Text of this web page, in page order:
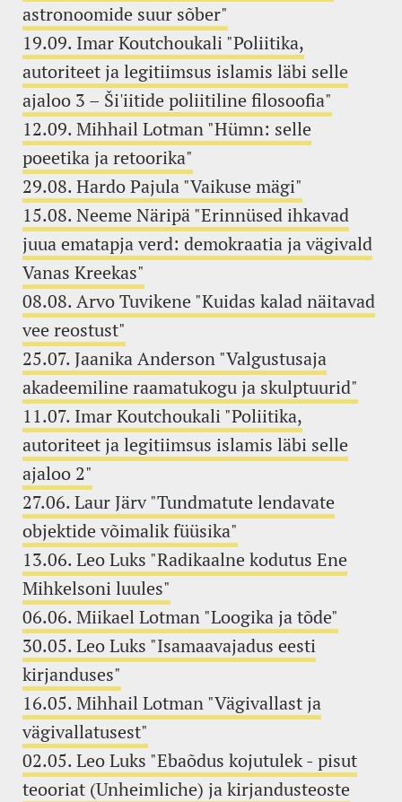
astronoomide suur sõber"
19.09. Imar Koutchoukali "Poliitika,
autoriteet ja legitiimsus islamis läbi selle
ajaloo 3 – Ši'iitide poliitiline filosoofia"
12.09. Mihhail Lotman "Hümn: selle
poeetika ja retoorika"
29.08. Hardo Pajula "Vaikuse mägi"
15.08. Neeme Näripä "Erinnüsed ihkavad
juua ematapja verd: demokraatia ja vägivald
Vanas Kreekas"
08.08. Arvo Tuvikene "Kuidas kalad näitavad
vee reostust"
25.07. Jaanika Anderson "Valgustusaja
akadeemiline raamatukogu ja skulptuurid"
11.07. Imar Koutchoukali "Poliitika,
autoriteet ja legitiimsus islamis läbi selle
ajaloo 2"
27.06. Laur Järv "Tundmatute lendavate
objektide võimalik füüsika"
13.06. Leo Luks "Radikaalne kodutus Ene
Mihkelsoni luules"
06.06. Miikael Lotman "Loogika ja tõde"
30.05. Leo Luks "Isamaavajadus eesti
kirjanduses"
16.05. Mihhail Lotman "Vägivallast ja
vägivallatusest"
02.05. Leo Luks "Ebaõdus kojutulek - pisut
teooriat (Unheimliche) ja kirjandusteoste